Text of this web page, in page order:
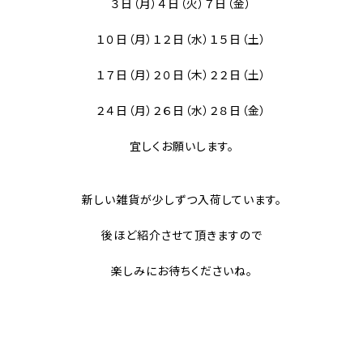
３日（月）４日（火）７日（金）
１０日（月）１２日（水）１５日（土）
１７日（月）２０日（木）２２日（土）
２４日（月）２６日（水）２８日（金）
宜しくお願いします。
新しい雑貨が少しずつ入荷しています。
後ほど紹介させて頂きますので
楽しみにお待ちくださいね。